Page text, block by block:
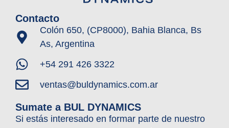
Contacto
Colón 650, (CP8000), Bahia Blanca, Bs
As, Argentina
+54 291 426 3322
ventas@buldynamics.com.ar
Sumate a BUL DYNAMICS
Si estás interesado en formar parte de nuestro